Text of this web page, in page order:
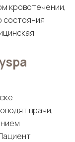
кровотечении,
состояния
врачи,